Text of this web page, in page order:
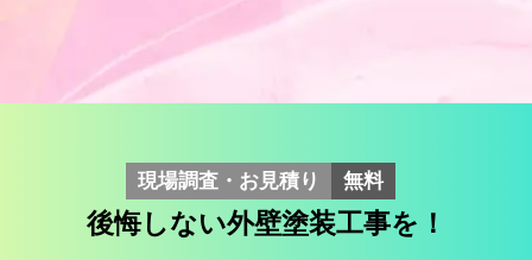
現場調査・お見積り 無料
後悔しない外壁塗装工事を！